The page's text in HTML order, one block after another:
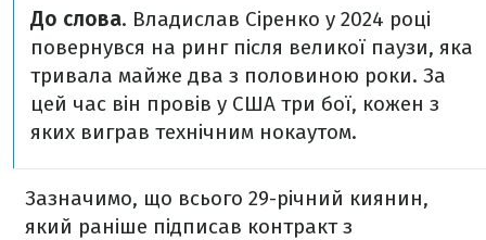
До слова. Владислав Сіренко у 2024 році
повернувся на ринг після великої паузи, яка
тривала майже два з половиною роки. За
цей час він провів у США три бої, кожен з
яких виграв технічним нокаутом.
Зазначимо, що всього 29-річний киянин,
який раніше підписав контракт з